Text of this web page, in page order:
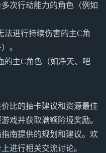
次行动能力的角色（例如
法进行持续伤害的主C角
。
的主C角色（如净天、吧
比的抽卡建议和资源最佳
戏并获取满额险境奖励。
南提供的规划和建议。欢
进行相关交流讨论。